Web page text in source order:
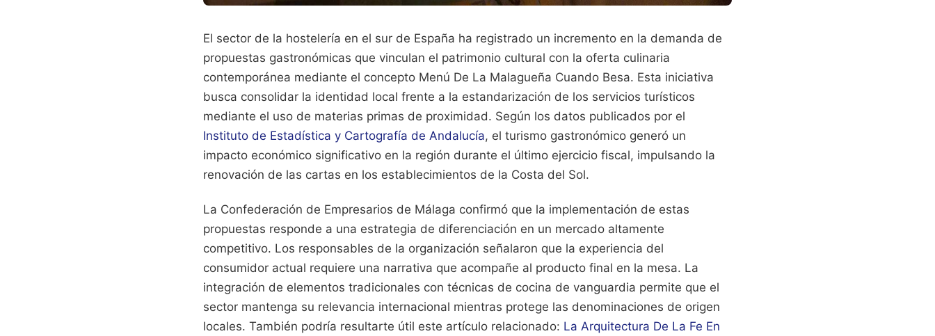
El sector de la hostelería en el sur de España ha registrado un incremento en la demanda de
propuestas gastronómicas que vinculan el patrimonio cultural con la oferta culinaria
contemporánea mediante el concepto Menú De La Malagueña Cuando Besa. Esta iniciativa
busca consolidar la identidad local frente a la estandarización de los servicios turísticos
mediante el uso de materias primas de proximidad. Según los datos publicados por el
Instituto de Estadística y Cartografía de Andalucía, el turismo gastronómico generó un
impacto económico significativo en la región durante el último ejercicio fiscal, impulsando la
renovación de las cartas en los establecimientos de la Costa del Sol.
La Confederación de Empresarios de Málaga confirmó que la implementación de estas
propuestas responde a una estrategia de diferenciación en un mercado altamente
competitivo. Los responsables de la organización señalaron que la experiencia del
consumidor actual requiere una narrativa que acompañe al producto final en la mesa. La
integración de elementos tradicionales con técnicas de cocina de vanguardia permite que el
sector mantenga su relevancia internacional mientras protege las denominaciones de origen
locales. También podría resultarte útil este artículo relacionado: La Arquitectura De La Fe En